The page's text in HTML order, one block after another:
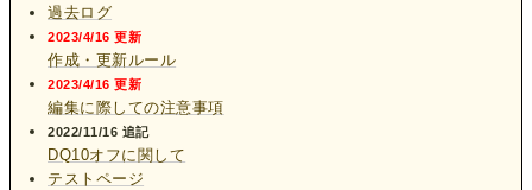
過去ログ
2023/4/16 更新
作成・更新ルール
2023/4/16 更新
編集に際しての注意事項
2022/11/16 追記
DQ10オフに関して
テストページ